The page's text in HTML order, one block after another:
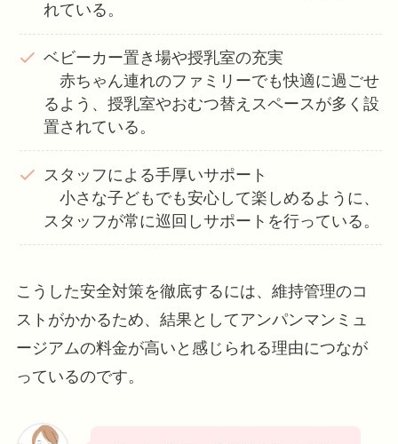
れている。
ベビーカー置き場や授乳室の充実
赤ちゃん連れのファミリーでも快適に過ごせ
るよう、授乳室やおむつ替えスペースが多く設
置されている。
スタッフによる手厚いサポート
小さな子どもでも安心して楽しめるように、
スタッフが常に巡回しサポートを行っている。
こうした安全対策を徹底するには、維持管理のコ
ストがかかるため、結果としてアンパンマンミュ
ージアムの料金が高いと感じられる理由につなが
っているのです。